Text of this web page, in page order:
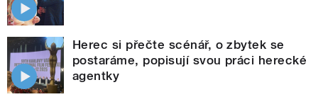
Herec si přečte scénář, o zbytek se
postaráme, popisují svou práci herecké
agentky